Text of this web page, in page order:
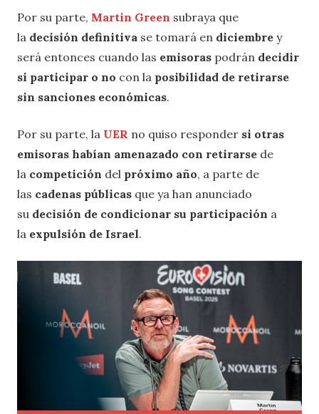
Por su parte, Martin Green subraya que
la decisión definitiva se tomará en diciembre y
será entonces cuando las emisoras podrán decidir
si participar o no con la posibilidad de retirarse
sin sanciones económicas.
Por su parte, la UER no quiso responder si otras
emisoras habían amenazado con retirarse de
la competición del próximo año, a parte de
las cadenas públicas que ya han anunciado
su decisión de condicionar su participación a
la expulsión de Israel.